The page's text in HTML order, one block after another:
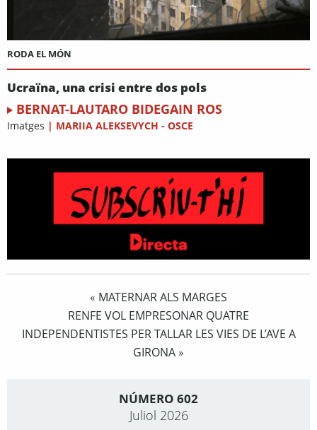
RODA EL MÓN
Ucraïna, una crisi entre dos pols
BERNAT-LAUTARO BIDEGAIN ROS
Imatges | MARIIA ALEKSEVYCH - OSCE
« MATERNAR ALS MARGES
RENFE VOL EMPRESONAR QUATRE
INDEPENDENTISTES PER TALLAR LES VIES DE L’AVE A
GIRONA »
NÚMERO 602
Juliol 2026